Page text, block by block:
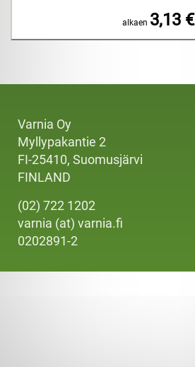
alkaen 3,13 €
Varnia Oy
Myllypakantie 2
FI-25410, Suomusjärvi
FINLAND
(02) 722 1202
varnia (at) varnia.fi
0202891-2